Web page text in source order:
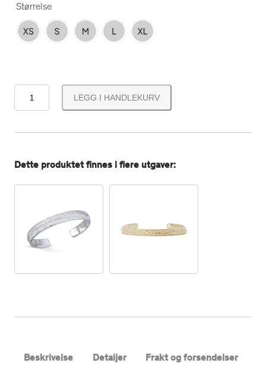
Størrelse
s
s
å
,
LEGG I HANDLEKURV
Dette produktet finnes i flere utgaver:
Beskrivelse Detaljer Frakt og forsendelser